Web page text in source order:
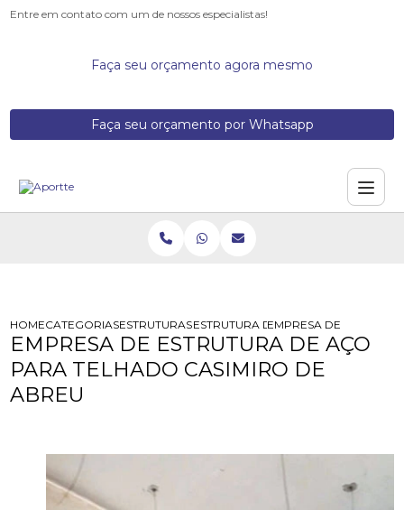
Entre em contato com um de nossos especialistas!
Faça seu orçamento agora mesmo
Faça seu orçamento por Whatsapp
HOMECATEGORIASESTRUTURAS DE ACOESTRUTURA DE ACO PARA
EMPRESA DE
EMPRESA DE ESTRUTURA DE AÇO
PARA TELHADO CASIMIRO DE
ABREU